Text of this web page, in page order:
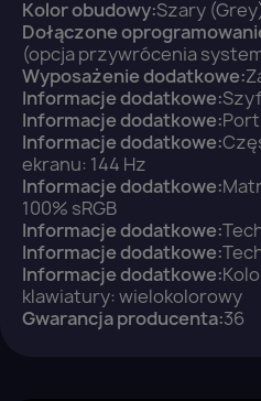
Kolor obudowy:Szary
Dołączone
(opcja przywrócenia
Wyposażenie dodatkowe:
Informacje dodatkowe:
Informacje dodatkowe:
Informacje dodatkowe:
ekranu: 144 Hz
Informacje dodatkowe:
100% sRGB
Informacje dodatkowe:
Informacje dodatkowe:
Informacje dodatkowe:
klawiatury: wielokolorowy
Gwarancja producenta:36